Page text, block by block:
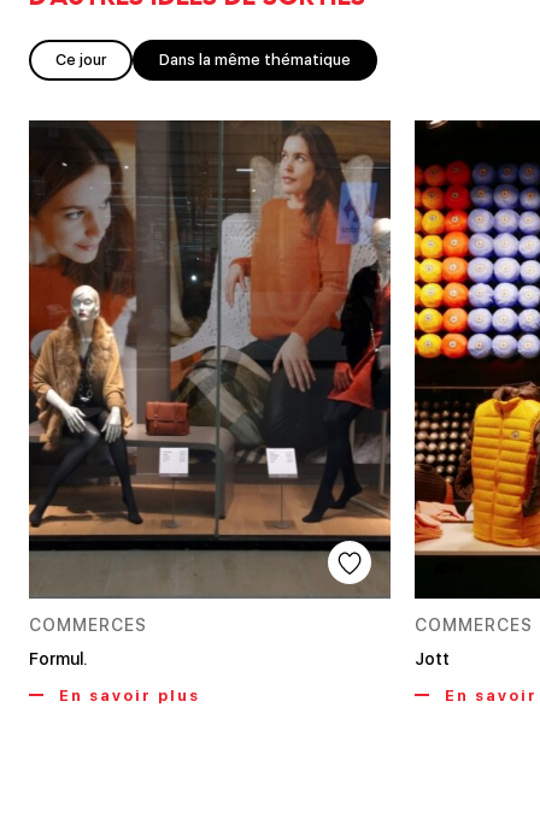
Ce jour Dans la même thématique
COMMERCES
Formul.
En savoir plus
COMMERCES
Jott
En